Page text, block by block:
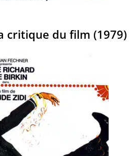
critique du film (1979)